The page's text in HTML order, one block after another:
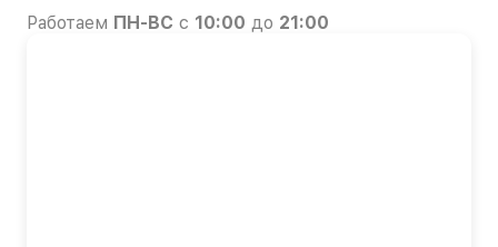
Работаем ПН-ВС с 10:00 до 21:00